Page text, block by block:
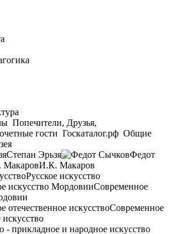
Попечители, Друзья,
гости Госкаталог.рф Общие
Степан Эрьзя
Федот
И.К. Макаров
Русское искусство
Современное
Современное
искусство